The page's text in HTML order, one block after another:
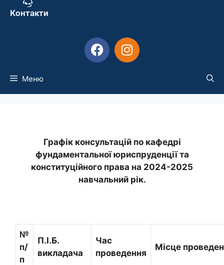
Контакти
Меню
Графік консультацій по кафедрі
фундаментальної юриспруденції та
конституційного права на 2024-2025
навчальний рік.
№
п/
п
П.І.Б.
викладача
Час
проведення
Місце